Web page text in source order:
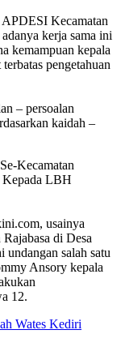
Kecamatan
kerja sama ini
kemampuan kepala
pengetahuan
– persoalan
kaidah –
usainya
di Desa
salah satu
Ansory kepala
12.
Wates Kediri